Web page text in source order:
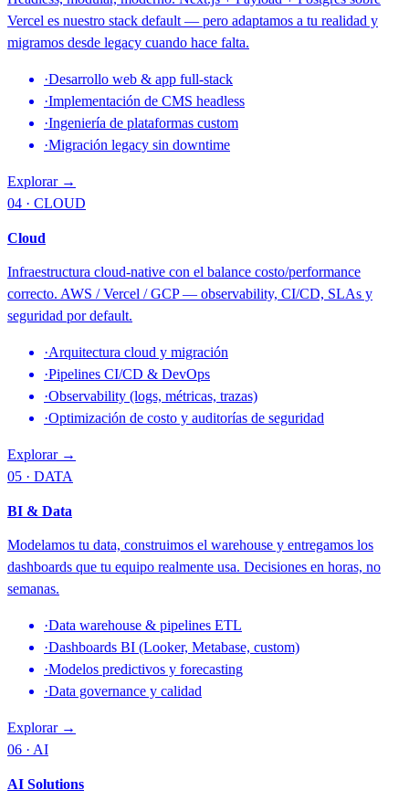
Vercel es nuestro stack default — pero adaptamos a tu realidad y
migramos desde legacy cuando hace falta.
·Desarrollo web & app full-stack
·Implementación de CMS headless
·Ingeniería de plataformas custom
·Migración legacy sin downtime
Explorar →
04 · CLOUD
Cloud
Infraestructura cloud-native con el balance costo/performance
correcto. AWS / Vercel / GCP — observability, CI/CD, SLAs y
seguridad por default.
·Arquitectura cloud y migración
·Pipelines CI/CD & DevOps
·Observability (logs, métricas, trazas)
·Optimización de costo y auditorías de seguridad
Explorar →
05 · DATA
BI & Data
Modelamos tu data, construimos el warehouse y entregamos los
dashboards que tu equipo realmente usa. Decisiones en horas, no
semanas.
·Data warehouse & pipelines ETL
·Dashboards BI (Looker, Metabase, custom)
·Modelos predictivos y forecasting
·Data governance y calidad
Explorar →
06 · AI
AI Solutions